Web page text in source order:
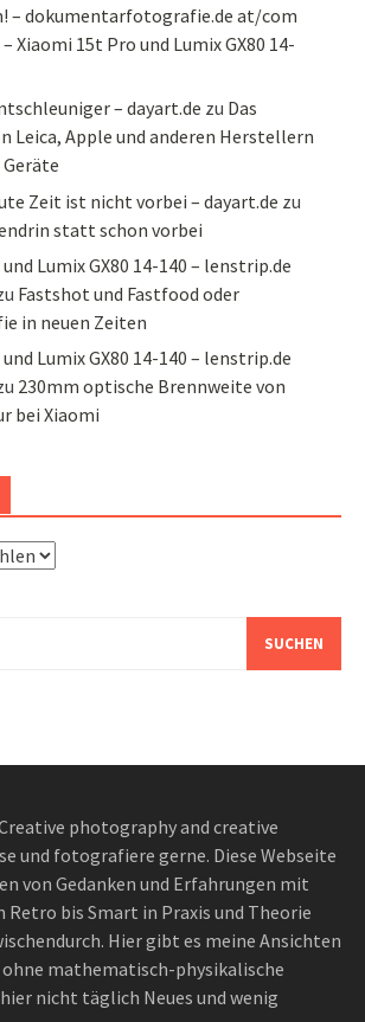
– dokumentarfotografie.de at/com
Xiaomi 15t Pro und Lumix GX80 14-
– dayart.de zu Das
Leica, Apple und anderen Herstellern
Zeit ist nicht vorbei – dayart.de zu
statt schon vorbei
Lumix GX80 14-140 – lenstrip.de
Fastshot und Fastfood oder
in neuen Zeiten
Lumix GX80 14-140 – lenstrip.de
230mm optische Brennweite von
bei Xiaomi
photography and creative
und fotografiere gerne. Diese Webseite
von Gedanken und Erfahrungen mit
bis Smart in Praxis und Theorie
Hier gibt es meine Ansichten
ohne mathematisch-physikalische
nicht täglich Neues und wenig